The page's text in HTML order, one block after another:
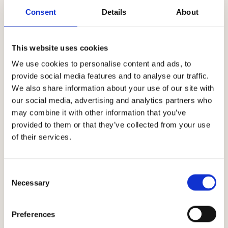
Consent Details About
This website uses cookies
We use cookies to personalise content and ads, to
provide social media features and to analyse our traffic.
We also share information about your use of our site with
our social media, advertising and analytics partners who
may combine it with other information that you’ve
provided to them or that they’ve collected from your use
of their services.
Selection
Necessary
Preferences
spostare il focus;
Alcuni documenti non web (es- PDF) potrebbero non
essere totalmente conformi, per richiedere una
versione accessibile utilizzare il sistema di feedback
indicato in questa dichiarazione
Redazione della dichiarazione di accessibilità
La presente dichiarazione è stata redatta il
26/01/2026.
La valutazione è stata effettuata da terzi tramite analisi
della decisione di esecuzione UE 2018/1523 della
Commissione).
La dichiarazione è stata riesaminata da ultimo il